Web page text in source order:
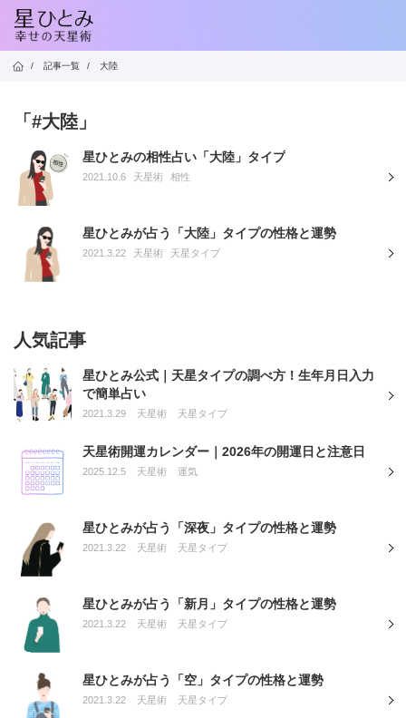
/ 記事一覧 / 大陸
「#大陸」
星ひとみの相性占い「大陸」タイプ
2021.10.6 天星術 相性
星ひとみが占う「大陸」タイプの性格と運勢
2021.3.22 天星術 天星タイプ
人気記事
星ひとみ公式｜天星タイプの調べ方！生年月日入力
で簡単占い
2021.3.29 天星術 天星タイプ
天星術開運カレンダー｜2026年の開運日と注意日
2025.12.5 天星術 運気
星ひとみが占う「深夜」タイプの性格と運勢
2021.3.22 天星術 天星タイプ
星ひとみが占う「新月」タイプの性格と運勢
2021.3.22 天星術 天星タイプ
星ひとみが占う「空」タイプの性格と運勢
2021.3.22 天星術 天星タイプ